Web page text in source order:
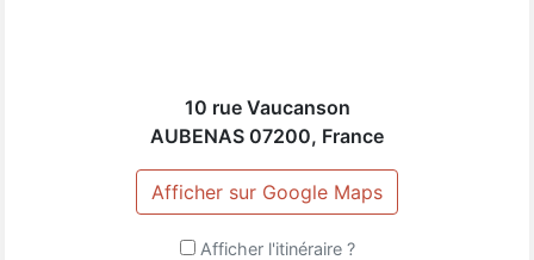
10 rue Vaucanson
AUBENAS 07200, France
Afficher sur Google Maps
Afficher l'itinéraire ?